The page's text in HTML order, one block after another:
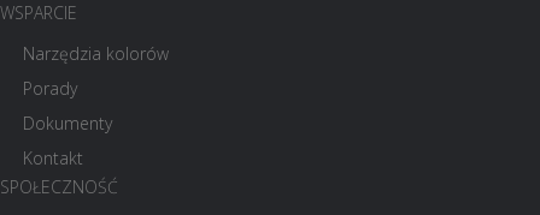
WSPARCIE
Narzędzia kolorów
Porady
Dokumenty
Kontakt
SPOŁECZNOŚĆ